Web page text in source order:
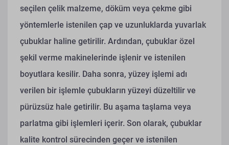
seçilen çelik malzeme, döküm veya çekme gibi
yöntemlerle istenilen çap ve uzunluklarda yuvarlak
çubuklar haline getirilir. Ardından, çubuklar özel
şekil verme makinelerinde işlenir ve istenilen
boyutlara kesilir. Daha sonra, yüzey işlemi adı
verilen bir işlemle çubukların yüzeyi düzeltilir ve
pürüzsüz hale getirilir. Bu aşama taşlama veya
parlatma gibi işlemleri içerir. Son olarak, çubuklar
kalite kontrol sürecinden geçer ve istenilen